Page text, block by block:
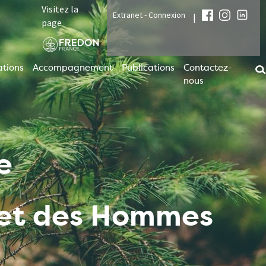
Visitez la
page
Extranet - Connexion |
Accompagnement Publications
Contactez-
nous
des Hommes